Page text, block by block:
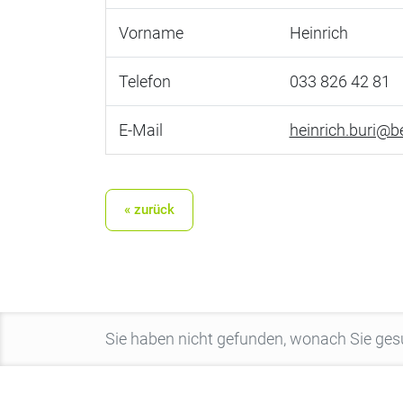
Vorname Heinrich
Telefon 033 826 42 81
E-Mail
« zurück